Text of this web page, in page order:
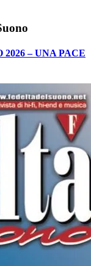
– UNA PACE